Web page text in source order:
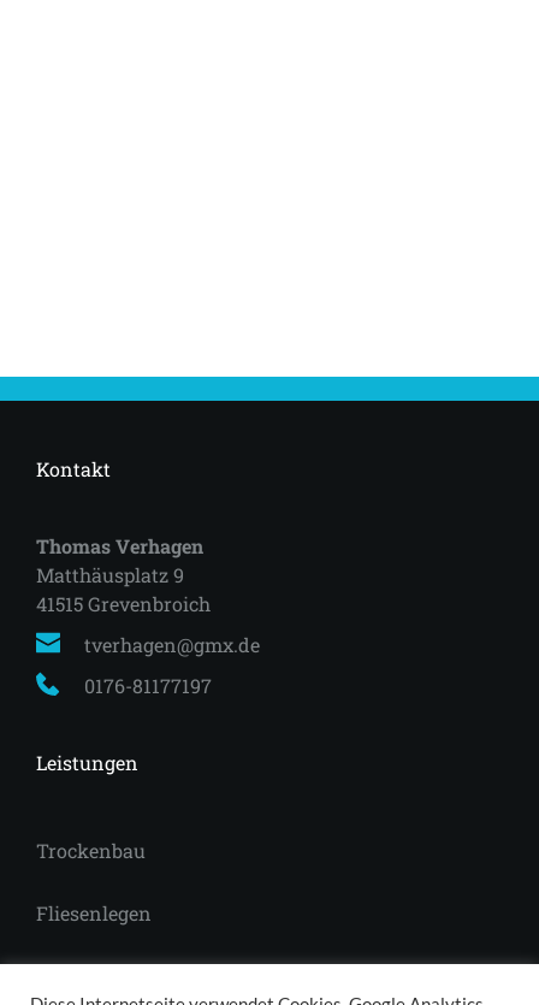
Kontakt
Thomas Verhagen
Matthäusplatz 9
41515 Grevenbroich
tverhagen@gmx.de
0176-81177197
Leistungen
Trockenbau
Fliesenlegen